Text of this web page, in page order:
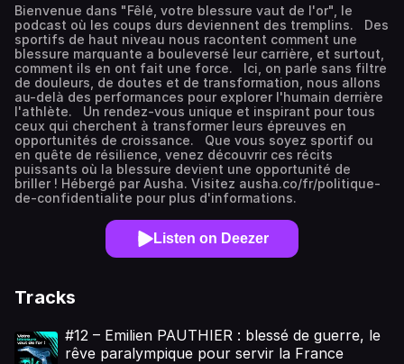
Bienvenue dans "Fêlé, votre blessure vaut de l'or", le
podcast où les coups durs deviennent des tremplins. Des
sportifs de haut niveau nous racontent comment une
blessure marquante a bouleversé leur carrière, et surtout,
comment ils en ont fait une force. Ici, on parle sans filtre
de douleurs, de doutes et de transformation, nous allons
au-delà des performances pour explorer l'humain derrière
l'athlète. Un rendez-vous unique et inspirant pour tous
ceux qui cherchent à transformer leurs épreuves en
opportunités de croissance. Que vous soyez sportif ou
en quête de résilience, venez découvrir ces récits
puissants où la blessure devient une opportunité de
briller ! Hébergé par Ausha. Visitez ausha.co/fr/politique-
de-confidentialite pour plus d'informations.
Listen on Deezer
Tracks
#12 – Emilien PAUTHIER : blessé de guerre, le
rêve paralympique pour servir la France